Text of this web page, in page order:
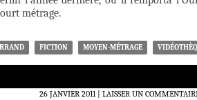
métrage.
FICTION MOYEN-MÉTRAGE
26 JANVIER 2011 LAISSER UN